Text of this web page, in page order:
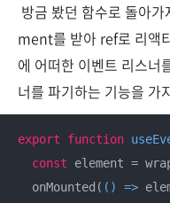
방금 봤던 함수로 돌아
ment를 받아 ref로 리액
에 어떠한 이벤트 리스너
너를 파기하는 기능을 가
export function
const element =
  onMounted(
() =>